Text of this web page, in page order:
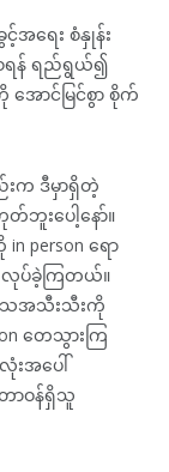
အရေး စံနှုန်း
ေရန် ရည်ရွယ်၍
ောင်မြင်စွာ စိုက်
က ဒီမှာရှိတဲ့
ဘူးပေါ့နော်။
person ရော
လုပ်ခဲ့ကြတယ်။
ေသအသီးသီးကို
တေသွားကြ
အပေါ်
တာဝန်ရှိသူ